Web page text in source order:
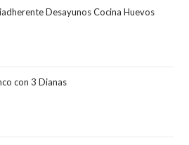
Desayunos Cocina Huevos
con 3 Dianas